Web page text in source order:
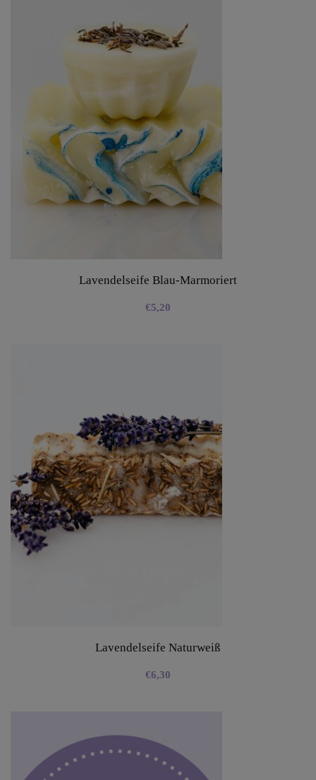
Lavendelseife Blau-Marmoriert
€5,20
Lavendelseife Naturweiß
€6,30